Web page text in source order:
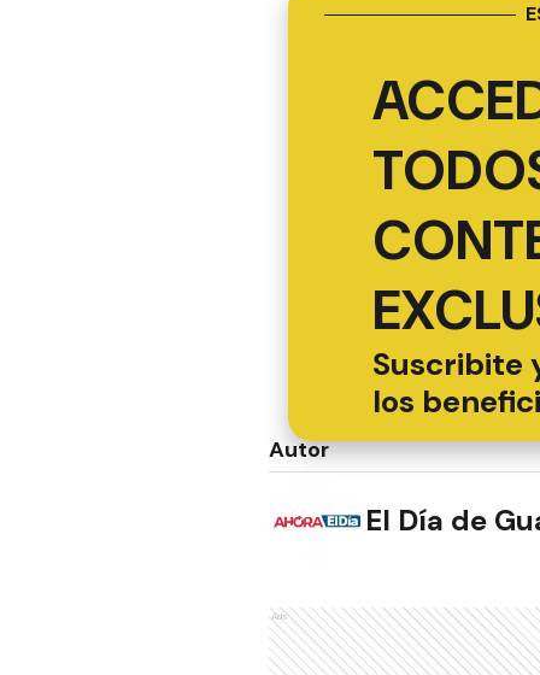
Suscribite
los
Autor
El Día de
Ads